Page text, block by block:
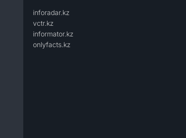
inforadar.kz
vctr.kz
informator.kz
onlyfacts.kz